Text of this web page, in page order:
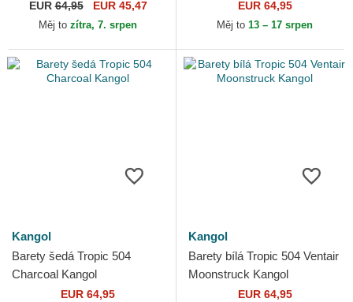
EUR64,95 EUR 45,47
Měj to zítra, 7. srpen
EUR 64,95
Měj to 13 – 17 srpen
Kangol
Barety šedá Tropic 504
Charcoal Kangol
EUR 64,95
Kangol
Barety bílá Tropic 504 Ventair
Moonstruck Kangol
EUR 64,95